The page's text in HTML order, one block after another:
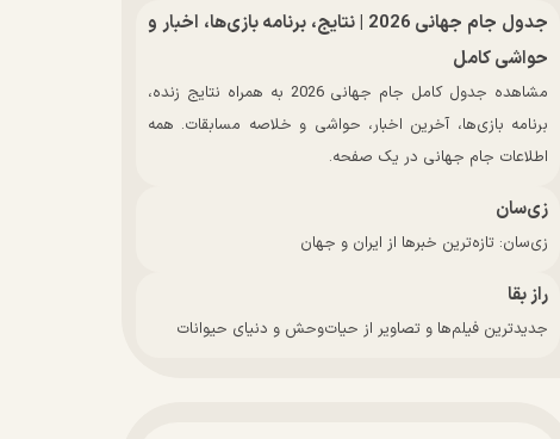
جدول جام جهانی 2026 | نتایج، برنامه بازی‌ها، اخبار و
حواشی کامل
مشاهده جدول کامل جام جهانی 2026 به همراه نتایج زنده،
برنامه بازی‌ها، آخرین اخبار، حواشی و خلاصه مسابقات. همه
اطلاعات جام جهانی در یک صفحه.
زی‌سان
زی‌سان: تازه‌ترین خبرها از ایران و جهان
راز بقا
جدیدترین فیلم‌ها و تصاویر از حیات‌وحش و دنیای حیوانات